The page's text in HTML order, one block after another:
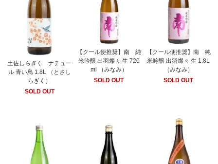
土佐しらぎく ナチュー
ル 青い鳥 1.8L （とさし
らぎく）
SOLD OUT
【クール便推奨】南 純
米吟醸 出羽燦々 生 720
ml （みなみ）
SOLD OUT
【クール便推奨】南 純
米吟醸 出羽燦々 生 1.8L
（みなみ）
SOLD OUT